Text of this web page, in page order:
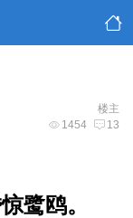
楼主
1454 13
鹭鸥。